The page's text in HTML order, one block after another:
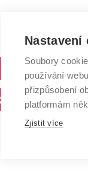
v
Nastavení
Soubory
používání
přizpůsobení
platformám
Zjistit více